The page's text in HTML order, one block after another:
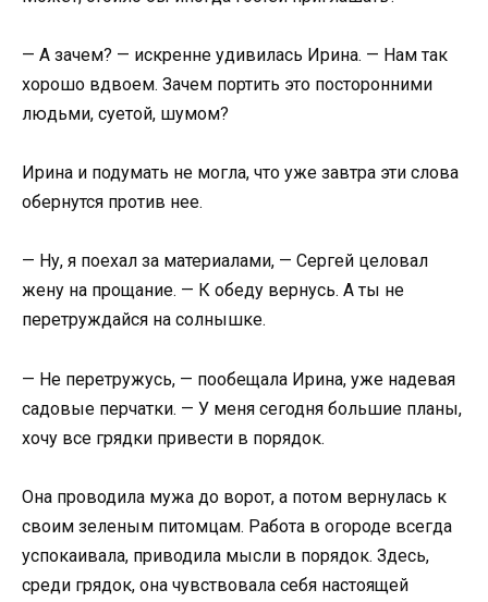
— А зачем? — искренне удивилась Ирина. — Нам так
хорошо вдвоем. Зачем портить это посторонними
людьми, суетой, шумом?
Ирина и подумать не могла, что уже завтра эти слова
обернутся против нее.
— Ну, я поехал за материалами, — Сергей целовал
жену на прощание. — К обеду вернусь. А ты не
перетруждайся на солнышке.
— Не перетружусь, — пообещала Ирина, уже надевая
садовые перчатки. — У меня сегодня большие планы,
хочу все грядки привести в порядок.
Она проводила мужа до ворот, а потом вернулась к
своим зеленым питомцам. Работа в огороде всегда
успокаивала, приводила мысли в порядок. Здесь,
среди грядок, она чувствовала себя настоящей